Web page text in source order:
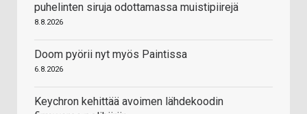
puhelinten siruja odottamassa muistipiirejä
8.8.2026
Doom pyörii nyt myös Paintissa
6.8.2026
Keychron kehittää avoimen lähdekoodin